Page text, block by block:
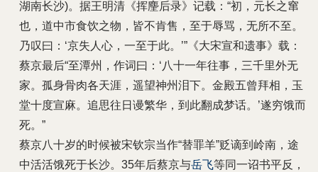
湖南长沙)。 据王明清《挥麈后录》记载：“初，元长之窜
也，道中市食饮之物，皆不肯售，至于辱骂，无所不至。
乃叹曰：‘京失人心，一至于此。’”《大宋宣和遗事》载：
蔡京最后“至潭州，作词曰：‘八十一年往事，三千里外无
家。孤身骨肉各天涯，遥望神州泪下。金殿五曾拜相，玉
堂十度宣麻。追思往日谩繁华，到此翻成梦话。’遂穷饿而
死。”
蔡京八十岁的时候被宋钦宗当作“替罪羊”贬谪到岭南，途
中活活饿死于长沙。35年后蔡京与岳飞等同一诏书平反，